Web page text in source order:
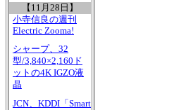
【11月28日】
小寺信良の週刊
Electric Zooma!
シャープ、32
型/3,840×2,160ド
ットの4K IGZO液
晶
JCN、KDDI「Smart